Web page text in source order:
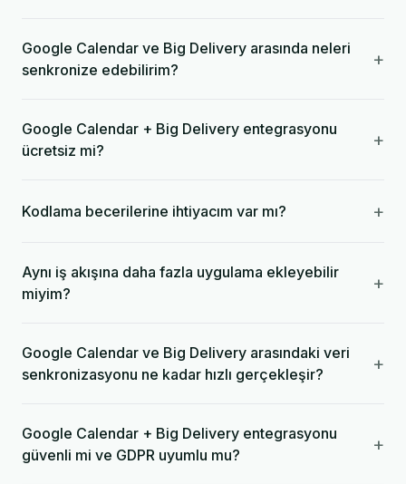
Google Calendar ve Big Delivery arasında neleri
senkronize edebilirim?
+
Google Calendar + Big Delivery entegrasyonu
ücretsiz mi?
+
Kodlama becerilerine ihtiyacım var mı? +
Aynı iş akışına daha fazla uygulama ekleyebilir
miyim?
+
Google Calendar ve Big Delivery arasındaki veri
senkronizasyonu ne kadar hızlı gerçekleşir?
+
Google Calendar + Big Delivery entegrasyonu
güvenli mi ve GDPR uyumlu mu?
+